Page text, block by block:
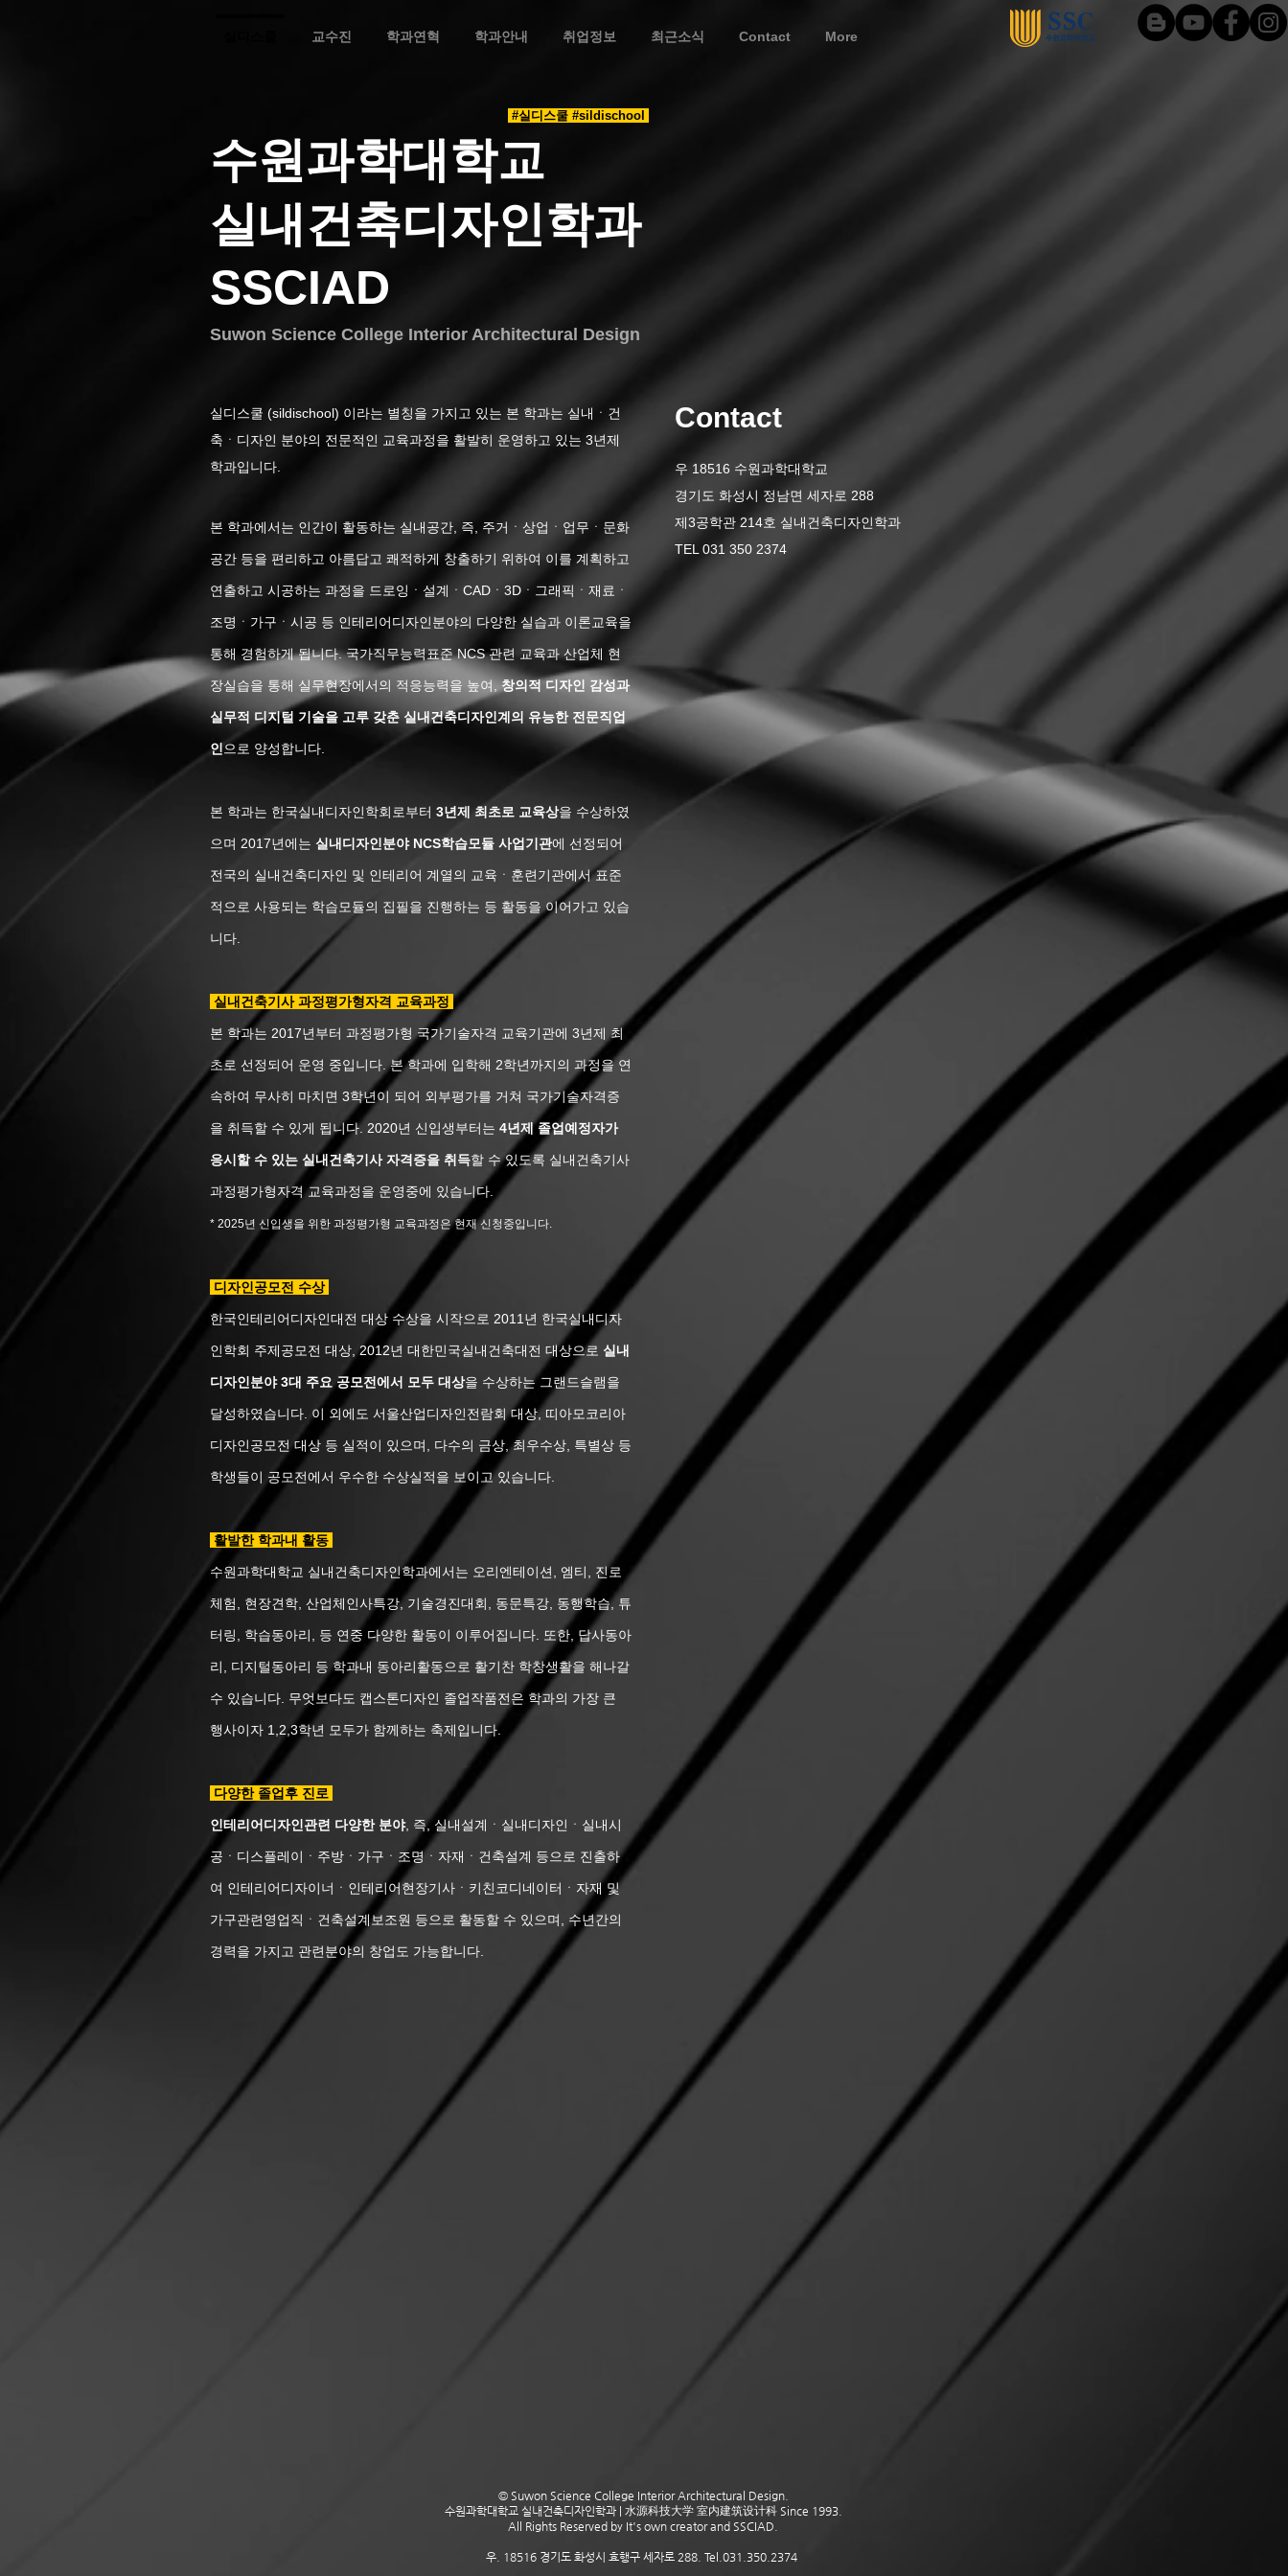
교수진 학과연혁 학과안내 취업정보 최근소식 Contact More
#실디스쿨 #sildischool
수원과학대학교
실내건축디자인학과
​SSCIAD
Suwon Science College Interior Architectural Design
실디스쿨 (sildischool) 이라는 별칭을 가지고 있는 본 학과는 실내ㆍ건
축ㆍ디자인 분야의 전문적인 교육과정을 활발히 운영하고 있는 3년제
학과입니다.
본 학과에서는 인간이 활동하는 실내공간, 즉, 주거ㆍ상업ㆍ업무ㆍ문화
공간 등을 편리하고 아름답고 쾌적하게 창출하기 위하여 이를 계획하고
연출하고 시공하는 과정을 드로잉ㆍ설계ㆍCADㆍ3Dㆍ그래픽ㆍ재료ㆍ
조명ㆍ가구ㆍ시공 등 인테리어디자인분야의 다양한 실습과 이론교육을
통해 경험하게 됩니다. 국가직무능력표준 NCS 관련 교육과 산업체 현
장실습을 통해 실무현장에서의 적응능력을 높여, 창의적 디자인 감성과
실무적 디지털 기술을 고루 갖춘 실내건축디자인계의 유능한 전문직업
인으로 양성합니다.
본 학과는 한국실내디자인학회로부터 3년제 최초로 교육상을 수상하였
으며 2017년에는 실내디자인분야 NCS학습모듈 사업기관에 선정되어
전국의 실내건축디자인 및 인테리어 계열의 교육ㆍ훈련기관에서 표준
적으로 사용되는 학습모듈의 집필을 진행하는 등 활동을 이어가고 있습
니다.
실내건축기사 과정평가형자격 교육과정
본 학과는 2017년부터 과정평가형 국가기술자격 교육기관에 3년제 최
초로 선정되어 운영 중입니다. 본 학과에 입학해 2학년까지의 과정을 연
속하여 무사히 마치면 3학년이 되어 외부평가를 거쳐 국가기술자격증
을 취득할 수 있게 됩니다. 2020년 신입생부터는 4년제 졸업예정자가
응시할 수 있는 실내건축기사 자격증을 취득할 수 있도록 실내건축기사
과정평가형자격 교육과정을 운영중에 있습니다.
* 2025년 신입생을 위한 과정평가형 교육과정은 현재신청중입니다.
디자인공모전 수상
한국인테리어디자인대전 대상 수상을 시작으로 2011년 한국실내디자
인학회 주제공모전 대상, 2012년 대한민국실내건축대전 대상으로 실내
디자인분야 3대 주요 공모전에서 모두 대상을 수상하는 그랜드슬램을
달성하였습니다. 이 외에도 서울산업디자인전람회 대상, 띠아모코리아
디자인공모전 대상 등 실적이 있으며, 다수의 금상, 최우수상, 특별상 등
학생들이 공모전에서 우수한 수상실적을 보이고 있습니다.
활발한 학과내 활동
수원과학대학교 실내건축디자인학과에서는 오리엔테이션, 엠티, 진로
체험, 현장견학, 산업체인사특강, 기술경진대회, 동문특강, 동행학습, 튜
터링, 학습동아리, 등 연중 다양한 활동이 이루어집니다. 또한, 답사동아
리, 디지털동아리 등 학과내 동아리활동으로 활기찬 학창생활을 해나갈
수 있습니다. 무엇보다도 캡스톤디자인 졸업작품전은 학과의 가장 큰
행사이자 1,2,3학년 모두가 함께하는 축제입니다.
다양한 졸업후 진로
인테리어디자인관련 다양한 분야, 즉, 실내설계ㆍ실내디자인ㆍ실내시
공ㆍ디스플레이ㆍ주방ㆍ가구ㆍ조명ㆍ자재ㆍ건축설계 등으로 진출하
여 인테리어디자이너ㆍ인테리어현장기사ㆍ키친코디네이터ㆍ자재 및
가구관련영업직ㆍ건축설계보조원 등으로 활동할 수 있으며, 수년간의
경력을 가지고 관련분야의 창업도 가능합니다.
Contact
우 18516 수원과학대학교
경기도 화성시 정남면 세자로 288
제3공학관 214호 실내건축디자인학과
TEL 031 350 2374
© Suwon Science College Interior Architectural Design.
수원과학대학교 실내건축디자인학과 | 水源科技大学 室内建筑设计科 Since 1993.
All Rights Reserved by It's own creator and SSCIAD.
우. 18516 경기도 화성시 효행구 세자로 288. Tel.031.350.2374